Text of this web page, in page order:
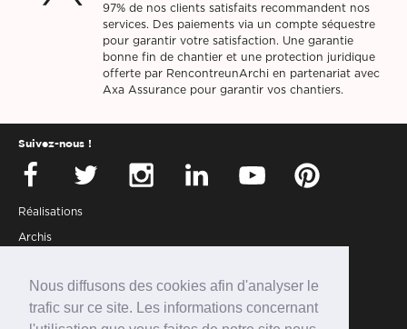
Nous diffusons des cookies afin d'analyser le
trafic sur ce site. Les informations concernant
97% de nos clients satisfaits recommandent nos
services. Des paiements via un compte séquestre
pour garantir votre satisfaction. Une garantie
bonne fin de chantier et une protection juridique
offerte par RencontreunArchi en partenariat avec
Axa Assurance pour garantir vos chantiers.
Réalisations
Archis
Partenaires
Connexion
Suivez-nous !